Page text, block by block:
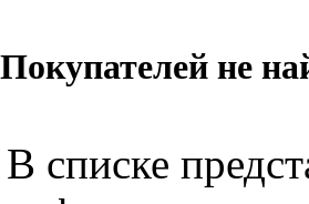
Покупателей не
В списке